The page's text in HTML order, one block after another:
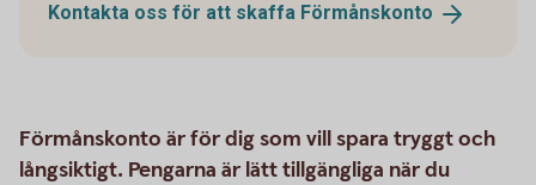
Kontakta oss för att skaffa Förmånskonto
Förmånskonto är för dig som vill spara tryggt och
långsiktigt. Pengarna är lätt tillgängliga när du